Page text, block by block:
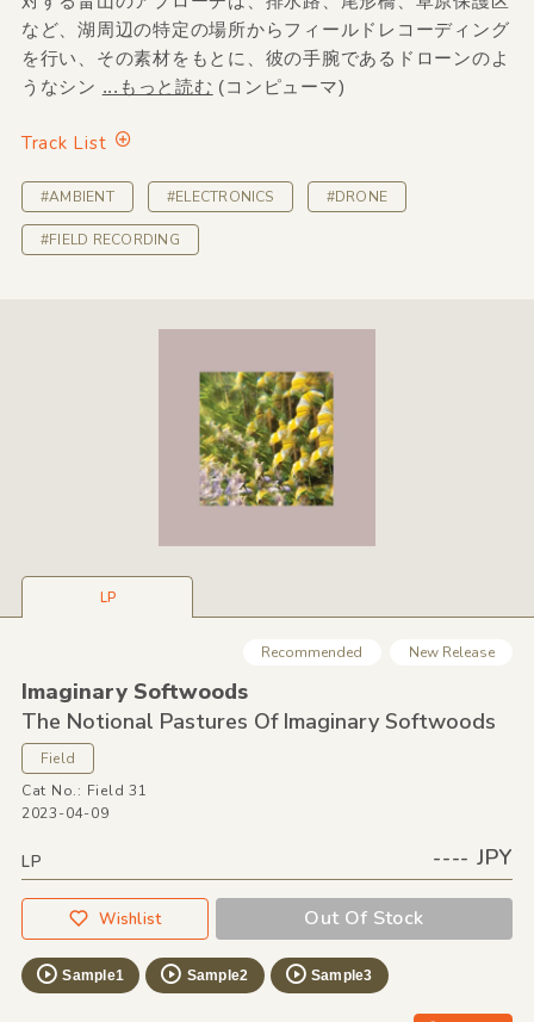
など、湖周辺の特定の場所からフィールドレコーディング
を行い、その素材をもとに、彼の手腕であるドローンのよ
うなシン ...もっと読む (コンピューマ)
Track List
#AMBIENT #ELECTRONICS #DRONE
#FIELD RECORDING
LP
Recommended New Release
Imaginary Softwoods
The Notional Pastures Of Imaginary Softwoods
Field
Cat No.: Field 31
2023-04-09
LP ---- JPY
Wishlist Out Of Stock
Sample1 Sample2 Sample3